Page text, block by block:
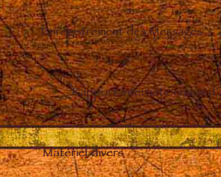
Enregistrement des Messages
Rapport internationnaux
Matériel divers